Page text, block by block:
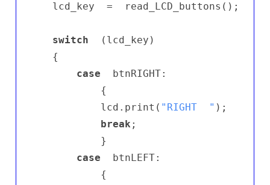
  lcd_key  =  read_LCD_buttons();
switch
  {
case
  btnRIGHT:
          {
          lcd.print(
"RIGHT  " );
break ;
          }
case
  btnLEFT:
          {